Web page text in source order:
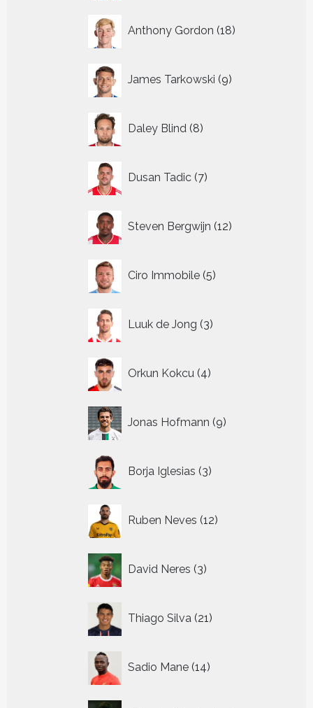
Anthony Gordon 18
producten
James Tarkowski 9
producten
Daley Blind 8
producten
Dusan Tadic 7
producten
Steven Bergwijn 12
producten
Ciro Immobile 5
producten
Luuk de Jong 3
producten
Orkun Kokcu 4
producten
Jonas Hofmann 9
producten
Borja Iglesias 3
producten
Ruben Neves 12
producten
David Neres 3
producten
Thiago Silva 21
producten
Sadio Mane 14
producten